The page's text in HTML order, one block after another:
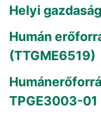
Helyi
Humán
(TTGME6519)
TPGE3003-01